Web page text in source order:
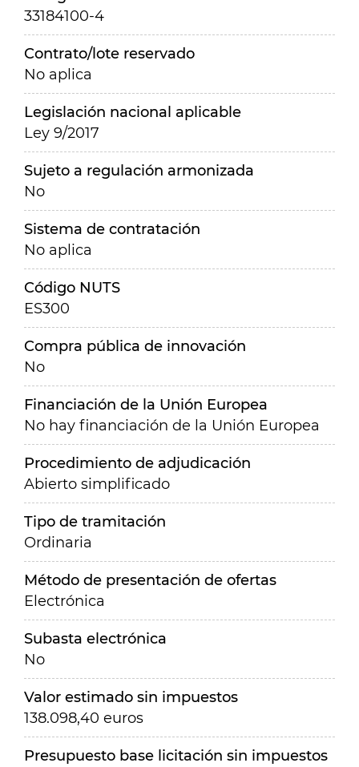
33184100-4
Contrato/lote reservado
No aplica
Legislación nacional aplicable
Ley 9/2017
Sujeto a regulación armonizada
No
Sistema de contratación
No aplica
Código NUTS
ES300
Compra pública de innovación
No
Financiación de la Unión Europea
No hay financiación de la Unión Europea
Procedimiento de adjudicación
Abierto simplificado
Tipo de tramitación
Ordinaria
Método de presentación de ofertas
Electrónica
Subasta electrónica
No
Valor estimado sin impuestos
138.098,40 euros
Presupuesto base licitación sin impuestos